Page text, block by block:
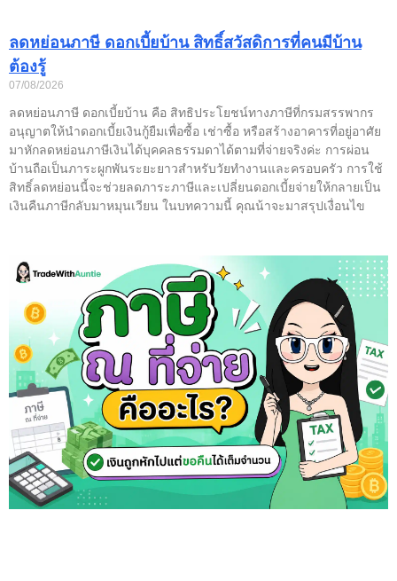
ลดหย่อนภาษี ดอกเบี้ยบ้าน สิทธิ์สวัสดิการที่คนมีบ้าน
ต้องรู้
07/08/2026
ลดหย่อนภาษี ดอกเบี้ยบ้าน คือ สิทธิประโยชน์ทางภาษีที่กรมสรรพากร
อนุญาตให้นำดอกเบี้ยเงินกู้ยืมเพื่อซื้อ เช่าซื้อ หรือสร้างอาคารที่อยู่อาศัย
มาหักลดหย่อนภาษีเงินได้บุคคลธรรมดาได้ตามที่จ่ายจริงค่ะ การผ่อน
บ้านถือเป็นภาระผูกพันระยะยาวสำหรับวัยทำงานและครอบครัว การใช้
สิทธิ์ลดหย่อนนี้จะช่วยลดภาระภาษีและเปลี่ยนดอกเบี้ยจ่ายให้กลายเป็น
เงินคืนภาษีกลับมาหมุนเวียน ในบทความนี้ คุณน้าจะมาสรุปเงื่อนไข